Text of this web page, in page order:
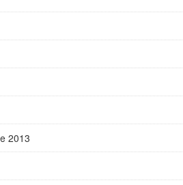
2013